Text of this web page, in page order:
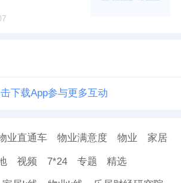
下载App参与更多互动
业直通车 物业满意度 物业 家居
视频 7*24 专题 精选